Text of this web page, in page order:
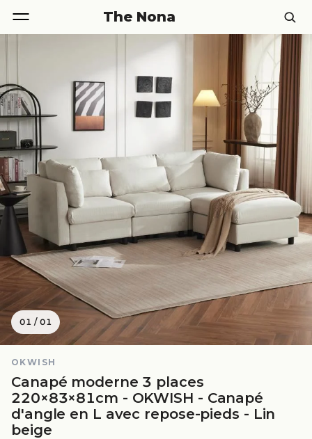
The Nona
01 /01
OKWISH
Canapé moderne 3 places
220×83×81cm - OKWISH - Canapé
d'angle en L avec repose-pieds - Lin
beige